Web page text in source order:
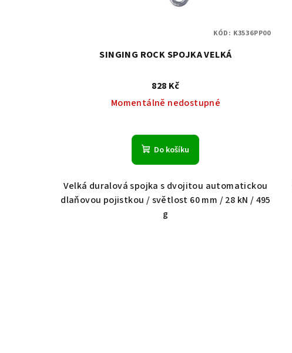
SINGING ROCK SPOJKA VELKÁ
828 Kč
Momentálně nedostupné
Do košíku
Velká duralová spojka s dvojitou automatickou
dlaňovou pojistkou / světlost 60 mm / 28 kN / 495
g
KÓD: K3536PP00